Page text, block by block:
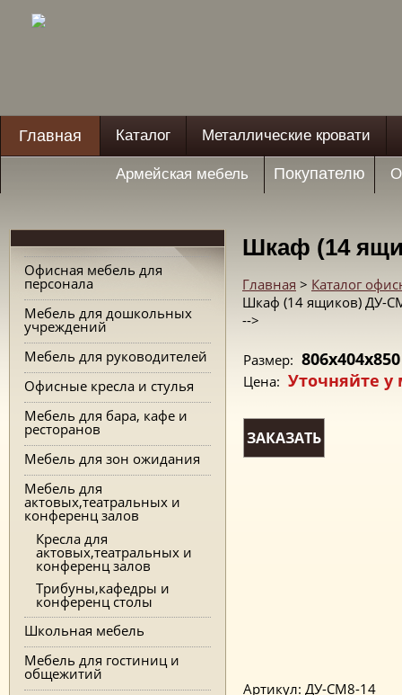
Главная Каталог Металлические кровати
Армейская мебель Покупателю
Офисная мебель для
персонала
Мебель для дошкольных
учреждений
Мебель для руководителей
Офисные кресла и стулья
Мебель для бара, кафе и
ресторанов
Мебель для зон ожидания
Мебель для
актовых,театральных и
конференц залов
Кресла для
актовых,театральных и
конференц залов
Трибуны,кафедры и
конференц столы
Школьная мебель
Мебель для гостиниц и
общежитий
Шкаф (14
Главная > Каталог
Шкаф (14 ящиков) ДУ-
-->
Размер: 806x404x850
Цена: Уточняйте
ЗАКАЗАТЬ
Артикул: ДУ-СМ8-14